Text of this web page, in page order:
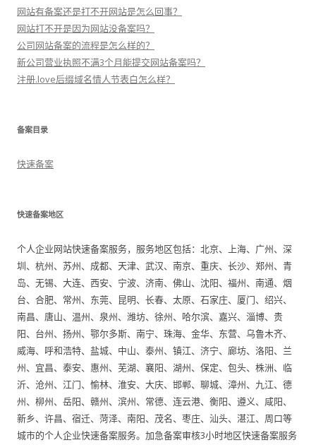
网站有备案还是打不开网站是怎么回事？
网站打不开是因为网站没备案吗？
公司网站备案的流程是怎么样的？
新公司营业执照不满3个月能提交网站备案吗？
注册.love后缀域名情人节表白怎么样？
备案目录
快速备案
快速备案地区
个人企业网站快速备案服务，服务地区包括：北京、上海、广州、深
圳、杭州、苏州、成都、天津、武汉、南京、重庆、长沙、郑州、青
岛、无锡、大连、西安、宁波、济南、佛山、沈阳、福州、南通、烟
台、合肥、常州、东莞、昆明、长春、太原、石家庄、厦门、绍兴、
南昌、唐山、温州、泉州、潍坊、徐州、哈尔滨、嘉兴、淄博、贵
阳、台州、扬州、鄂尔多斯、南宁、珠海、金华、东营、乌鲁木齐、
威海、呼和浩特、盐城、中山、泰州、镇江、济宁、廊坊、洛阳、兰
州、宜昌、泰安、惠州、芜湖、襄阳、湖州、保定、包头、株洲、临
沂、沧州、江门、愉林、淮安、大庆、邯郸、聊城、漳州、九江、德
州、柳州、岳阳、赣州、滨州、常德、连云港、衡阳、遵义、咸阳、
新乡、许昌、宿迁、菏泽、南阳、茂名、枣庄、汕头、湛江、周口等
城市的个人企业快速备案服务。加急备案审核3小时地区快速备案服务